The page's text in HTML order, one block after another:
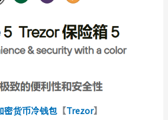
密货币冷钱包 【Trezor】